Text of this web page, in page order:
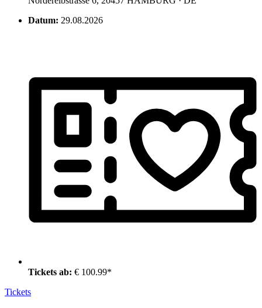
Datum: 29.08.2026
Tickets ab: € 100.99*
Tickets